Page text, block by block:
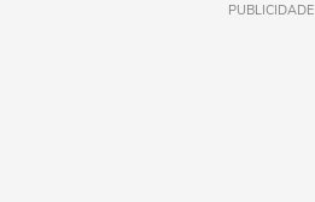
PUBLICIDADE